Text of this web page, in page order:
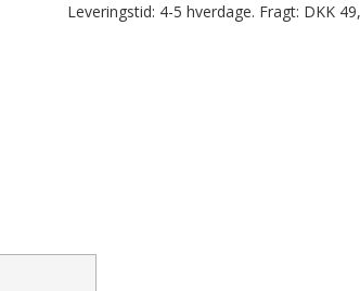
Leveringstid: 4-5 hverdage. Fragt: DKK